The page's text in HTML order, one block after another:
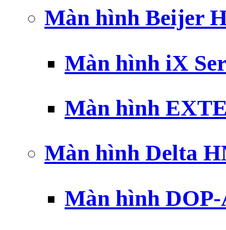
Màn hình Beijer
Màn hình iX
Màn hình
Màn hình Delta
Màn hình DOP-